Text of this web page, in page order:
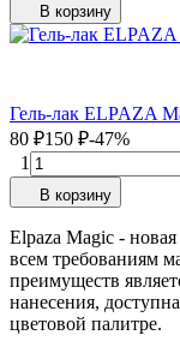
В корзину
Гель-лак ELPAZA
80 ₽150 ₽-47%
1
В корзину
Elpaza Magic - новая
всем требованиям
преимуществ
нанесения,
цветовой палитре.